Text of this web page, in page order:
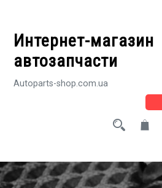
содержимому
Интернет-магазин
автозапчасти
Autoparts-shop.com.ua